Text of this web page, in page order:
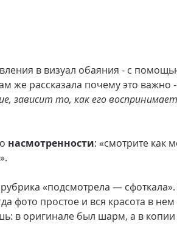
в визуал обаяния - с
же рассказала почему это важно -
зависит то, как его
насмотренности: «смотрите как
«подсмотрела —
фото простое и вся красота в
в оригинале был шарм, а в